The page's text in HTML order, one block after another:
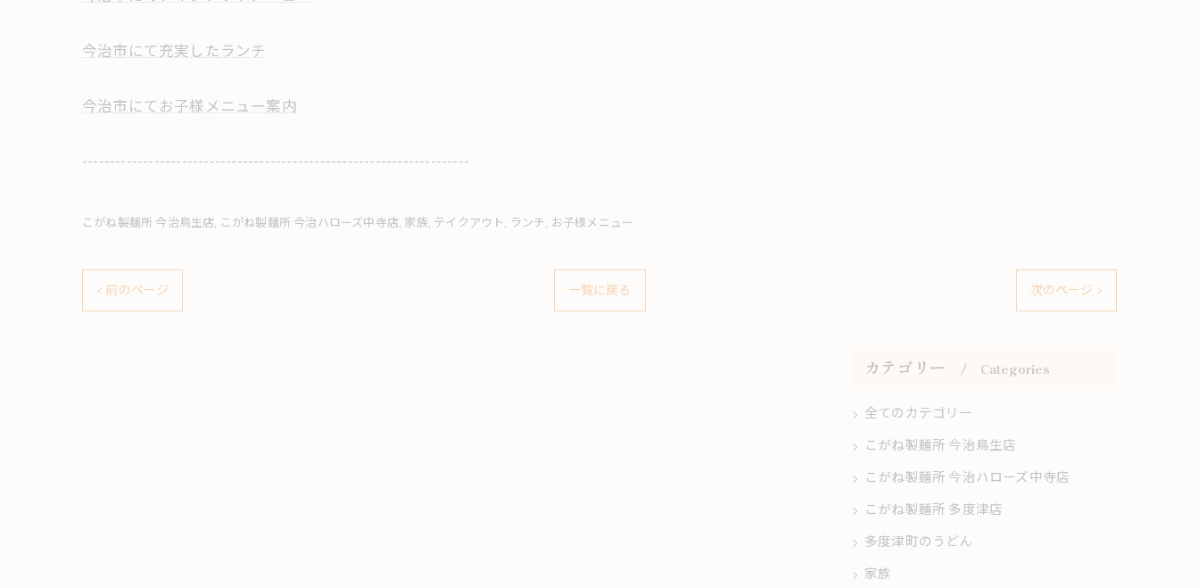
今治市にて充実したランチ
今治市にてお子様メニュー案内
----------------------------------------------------------------------
こがね製麺所 今治鳥生店 こがね製麺所 今治ハローズ中寺店 家族 テイクアウト ランチ お子様メニュー
< 前のページ 一覧に戻る 次のページ >
カテゴリー Categories
全てのカテゴリー
こがね製麺所 今治鳥生店
こがね製麺所 今治ハローズ中寺店
こがね製麺所 多度津店
多度津町のうどん
家族